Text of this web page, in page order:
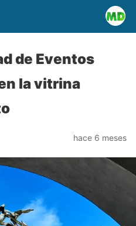
de Eventos
la vitrina
hace 6 meses